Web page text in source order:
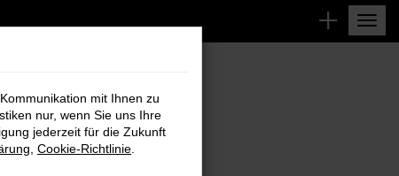
mit Ihnen zu
nur, wenn Sie uns Ihre
jederzeit für die Zukunft
Cookie-Richtlinie